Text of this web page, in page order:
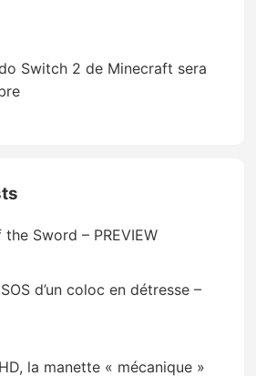
Switch 2 de Minecraft sera
Sword – PREVIEW
d’un coloc en détresse –
la manette « mécanique »